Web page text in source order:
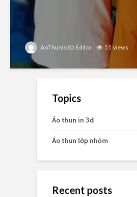
AoThunIn3D Editor 55 views
Topics
Áo thun in 3d
Áo thun lớp nhóm
Recent posts